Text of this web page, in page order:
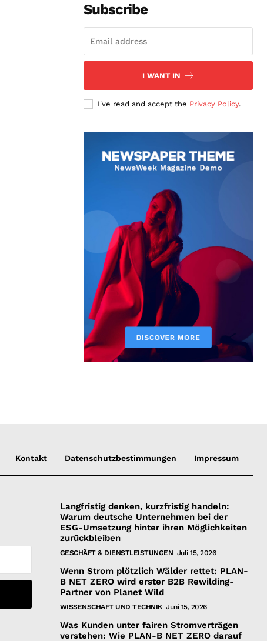
Subscribe
I WANT IN
I've read and accept the Privacy Policy.
Kontakt Datenschutzbestimmungen Impressum
Langfristig denken, kurzfristig handeln:
Warum deutsche Unternehmen bei der
ESG-Umsetzung hinter ihren Möglichkeiten
zurückbleiben
GESCHÄFT & DIENSTLEISTUNGEN Juli 15, 2026
Wenn Strom plötzlich Wälder rettet: PLAN-
B NET ZERO wird erster B2B Rewilding-
Partner von Planet Wild
WISSENSCHAFT UND TECHNIK Juni 15, 2026
Was Kunden unter fairen Stromverträgen
verstehen: Wie PLAN-B NET ZERO darauf